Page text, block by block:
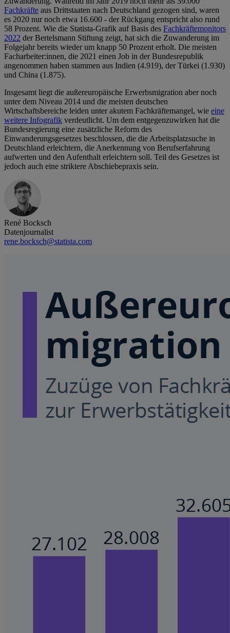
Fachkräfte aus Drittstaaten nach Deutschland gezogen sind, waren
es 2020 nur noch etwa 16.600 - der Rückgang entspricht also rund
58 Prozent. Wie die Statista-Grafik auf Basis des Fachkräftemonitors
2022 der Bertelsmann Stiftung zeigt, hat sich die Zuwanderung im
Folgejahr bereits wieder um knapp 50 Prozent erholt. Die meisten
Facharbeiter:innen, die 2021 einen Job in der Bundesrepublik
angenommen haben stammen aus Indien (4.919), der Türkei (1.930)
und China (1.875).
Insgesamt liegt die außereuropäische Erwerbsmigration aber noch
unter dem Niveau 2014 und die meisten deutschen
Wirtschaftsbereiche leiden unter akutem Fachkräftemangel, wie eine
weitere Infografik verdeutlicht. Um dem entgegenzuwirken hat die
Bundesregierung eine zusätzliche Reform des
Einwanderungsgesetzes beschlossen, die die Arbeitsplatzsuche in
Deutschland erleichtern, die Anerkennung von Berufserfahrung
aufwerten und den Aufenthalt erleichtern soll. Teil des Gesetzes ist
jedoch auch eine striktere Abschiebepraxis sein.
René Bocksch
Datenjournalist
rene.bocksch@statista.com